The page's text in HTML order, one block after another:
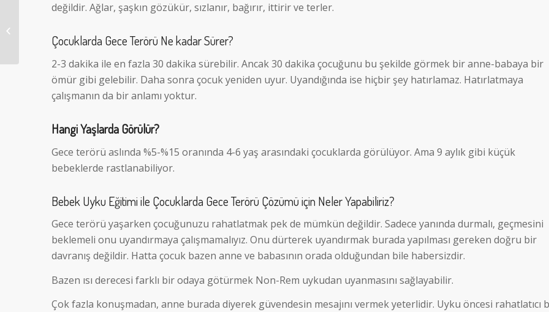
değildir. Ağlar, şaşkın gözükür, sızlanır, bağırır, ittirir ve terler.
Çocuklarda Gece Terörü Ne kadar Sürer?
2-3 dakika ile en fazla 30 dakika sürebilir. Ancak 30 dakika çocuğunu bu şekilde görmek bir anne-babaya bir
ömür gibi gelebilir. Daha sonra çocuk yeniden uyur. Uyandığında ise hiçbir şey hatırlamaz. Hatırlatmaya
çalışmanın da bir anlamı yoktur.
Hangi Yaşlarda Görülür?
Gece terörü aslında %5-%15 oranında 4-6 yaş arasındaki çocuklarda görülüyor. Ama 9 aylık gibi küçük
bebeklerde rastlanabiliyor.
Bebek Uyku Eğitimi ile Çocuklarda Gece Terörü Çözümü için Neler Yapabiliriz?
Gece terörü yaşarken çocuğunuzu rahatlatmak pek de mümkün değildir. Sadece yanında durmalı, geçmesini
beklemeli onu uyandırmaya çalışmamalıyız. Onu dürterek uyandırmak burada yapılması gereken doğru bir
davranış değildir. Hatta çocuk bazen anne ve babasının orada olduğundan bile habersizdir.
Bazen ısı derecesi farklı bir odaya götürmek Non-Rem uykudan uyanmasını sağlayabilir.
Çok fazla konuşmadan, anne burada diyerek güvendesin mesajını vermek yeterlidir. Uyku öncesi rahatlatıcı
Bebeğimin Uykusunu
Uyku Dostları
Kullanmalı Mıyım...